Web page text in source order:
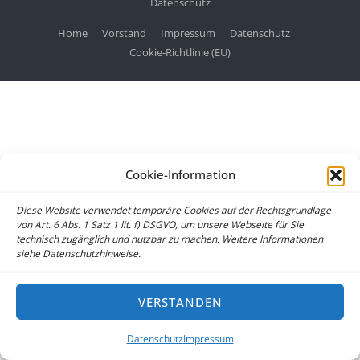
Cookie-Information
Diese Website verwendet temporäre Cookies auf der Rechtsgrundlage
von Art. 6 Abs. 1 Satz 1 lit. f) DSGVO, um unsere Webseite für Sie
technisch zugänglich und nutzbar zu machen. Weitere Informationen
siehe Datenschutzhinweise.
VERSTANDEN
DatenschutzImpressum
Home Vorstand Impressum
Datenschutz
Cookie-Richtlinie (EU)